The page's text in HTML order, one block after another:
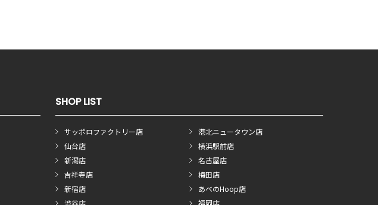
SHOP LIST
サッポロファクトリー店
仙台店
新潟店
吉祥寺店
新宿店
渋谷店
港北ニュータウン店
横浜駅前店
名古屋店
梅田店
あべのHoop店
福岡店